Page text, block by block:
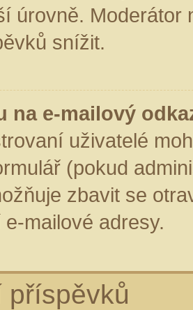
úrovně. Moderátor
snížit.
na e-mailový
uživatelé
(pokud
zbavit se
mailové adresy.
příspěvků